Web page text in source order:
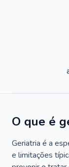
O que é
Geriatria é a
e limitações